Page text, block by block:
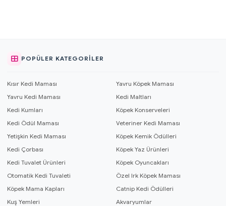
POPÜLER KATEGORILER
Kısır Kedi Maması
Yavru Köpek Maması
Yavru Kedi Maması
Kedi Maltları
Kedi Kumları
Köpek Konserveleri
Kedi Ödül Maması
Veteriner Kedi Maması
Yetişkin Kedi Maması
Köpek Kemik Ödülleri
Kedi Çorbası
Köpek Yaz Ürünleri
Kedi Tuvalet Ürünleri
Köpek Oyuncakları
Otomatik Kedi Tuvaleti
Özel Irk Köpek Maması
Köpek Mama Kapları
Catnip Kedi Ödülleri
Kuş Yemleri
Akvaryumlar